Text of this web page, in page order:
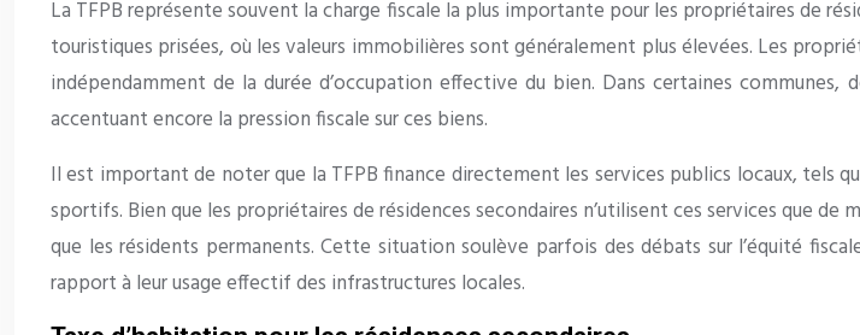
La TFPB représente souvent la charge fiscale la plus importante pour les propriétaires de
touristiques prisées, où les valeurs immobilières sont généralement plus élevées. Les
indépendamment de la durée d’occupation effective du bien. Dans certaines
accentuant encore la pression fiscale sur ces biens.
Il est important de noter que la TFPB finance directement les services publics locaux, tels
sportifs. Bien que les propriétaires de résidences secondaires n’utilisent ces services que
que les résidents permanents. Cette situation soulève parfois des débats sur l’équité
rapport à leur usage effectif des infrastructures locales.